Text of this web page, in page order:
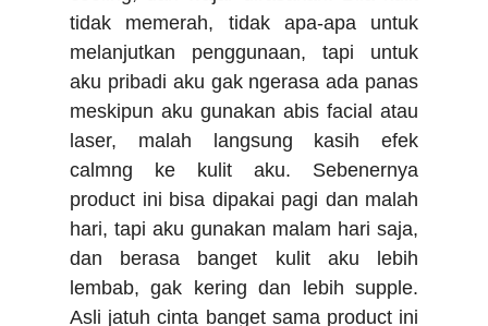
tidak memerah, tidak apa-apa untuk
melanjutkan penggunaan, tapi untuk
aku pribadi aku gak ngerasa ada panas
meskipun aku gunakan abis facial atau
laser, malah langsung kasih efek
calmng ke kulit aku. Sebenernya
product ini bisa dipakai pagi dan malah
hari, tapi aku gunakan malam hari saja,
dan berasa banget kulit aku lebih
lembab, gak kering dan lebih supple.
Asli jatuh cinta banget sama product ini